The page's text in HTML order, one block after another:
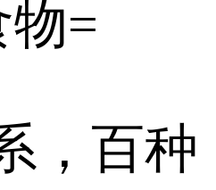
=
，百种